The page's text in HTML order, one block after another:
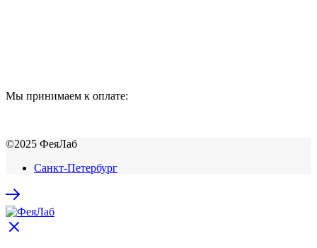
Мы принимаем к оплате:
©2025 ФеяЛаб
Санкт-Петербург